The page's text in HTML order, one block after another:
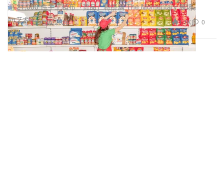
Art 艺术
逾 21,000 件手工毡布「货品」将挤满 The Momentary 展场。
Jun 30, 2026 1.1K 0